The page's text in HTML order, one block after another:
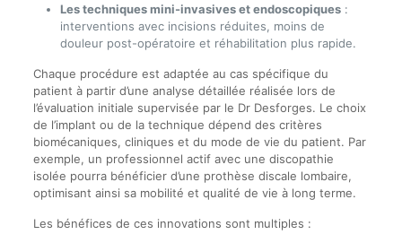
Les techniques mini-invasives et endoscopiques:
interventions avec incisions réduites, moins de
douleur post-opératoire et réhabilitation plus rapide.
Chaque procédure est adaptée au cas spécifique du
patient à partir d’une analyse détaillée réalisée lors de
l’évaluation initiale supervisée par le Dr Desforges. Le choix
de l’implant ou de la technique dépend des critères
biomécaniques, cliniques et du mode de vie du patient. Par
exemple, un professionnel actif avec une discopathie
isolée pourra bénéficier d’une prothèse discale lombaire,
optimisant ainsi sa mobilité et qualité de vie à long terme.
Les bénéfices de ces innovations sont multiples :